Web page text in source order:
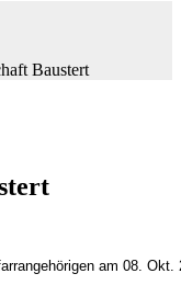
Baustert
am 08.